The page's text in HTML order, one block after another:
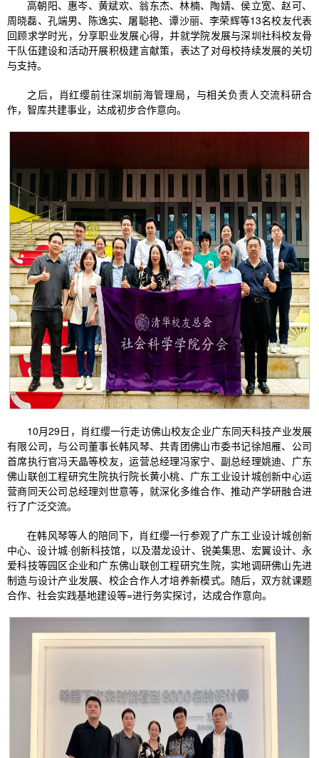
高朝阳、惠岑、黄斌欢、翁东杰、林楠、陶婧、侯立宽、赵可、
周晓磊、孔端男、陈逸实、屠聪艳、谭沙丽、李荣辉等13名校友代表
回顾求学时光，分享职业发展心得，并就学院发展与深圳社科校友骨
干队伍建设和活动开展积极建言献策，表达了对母校持续发展的关切
与支持。
之后，肖红缨前往深圳前海管理局，与相关负责人交流科研合
作，智库共建事业，达成初步合作意向。
10月29日，肖红缨一行走访佛山校友企业广东同天科技产业发展
有限公司，与公司董事长韩风琴、共青团佛山市委书记徐旭雁、公司
首席执行官冯天晶等校友，运营总经理冯家宁、副总经理姚迪、广东
佛山联创工程研究生院执行院长黄小桃、广东工业设计城创新中心运
营商同天公司总经理刘世意等，就深化多维合作、推动产学研融合进
行了广泛交流。
在韩风琴等人的陪同下，肖红缨一行参观了广东工业设计城创新
中心、设计城·创新科技馆，以及潜龙设计、锐美集思、宏翼设计、永
爱科技等园区企业和广东佛山联创工程研究生院，实地调研佛山先进
制造与设计产业发展、校企合作人才培养新模式。随后，双方就课题
合作、社会实践基地建设等=进行务实探讨，达成合作意向。